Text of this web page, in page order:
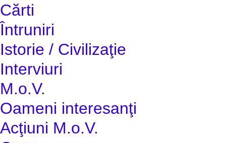
Cărti
Întruniri
Istorie / Civilizaţie
Interviuri
M.o.V.
Oameni interesanţi
Acţiuni M.o.V.